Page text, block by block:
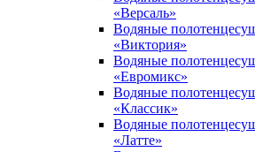
«Версаль»
Водяные
«Виктория»
Водяные
«Евромикс»
Водяные
«Классик»
Водяные
«Латте»